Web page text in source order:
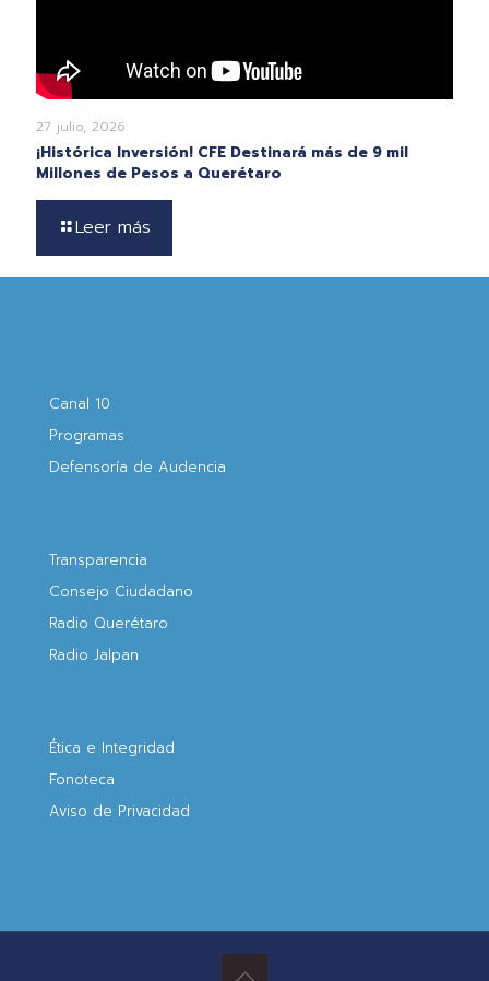
27 julio, 2026
¡Histórica Inversión! CFE Destinará más de 9 mil
Millones de Pesos a Querétaro
Leer más
Canal 10
Programas
Defensoría de Audencia
Transparencia
Consejo Ciudadano
Radio Querétaro
Radio Jalpan
Ética e Integridad
Fonoteca
Aviso de Privacidad